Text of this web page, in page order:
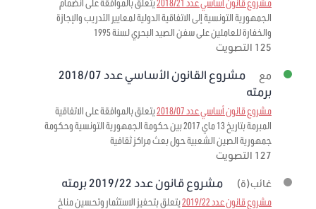
مشروع قانون أساسي عدد 2018/21
يتعلق بالموافقة على انضمام
الجمهورية التونسية إلى الاتفاقية الدولية لمعايير التدريب والإجازة
والخفارة للعاملين على سفن الصيد البحري لسنة 1995
125 التصويت
مع
مشروع القانون الأساسي عدد 2018/07
برمته
مشروع قانون أساسي عدد 2018/07
يتعلق بالموافقة على الاتفاقية
المبرمة بتاريخ 13 ماي 2017 بين حكومة الجمهورية التونسية وحكومة
جمهورية الصين الشعبية حول بعث مراكز ثقافية
127 التصويت
غائب(ة) مشروع قانون عدد 2019/22 برمته
مشروع قانون عدد 2019/22
يتعلق بتحفيز الاستثمار وتحسين مناخ